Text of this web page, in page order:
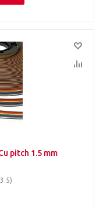
pitch 1.5 mm